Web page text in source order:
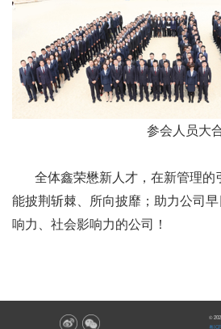
参会人员大
全体鑫荣懋新人才，在新管理的
能披荆斩棘、所向披靡；助力公司
响力、社会影响力的公司！
©
粤